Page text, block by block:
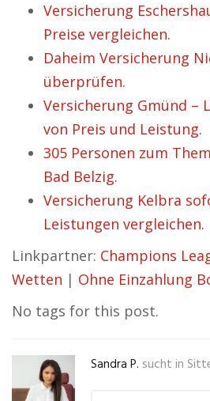
Versicherung
Preise vergleichen.
Daheim Versicherung
überprüfen.
Versicherung Gmünd –
von Preis und Leistung.
305 Personen zum
Bad Belzig.
Versicherung Kelbra
Leistungen vergleichen.
Linkpartner: Champions
Wetten | Ohne Einzahlung
No tags for this post.
Sandra P. sucht in